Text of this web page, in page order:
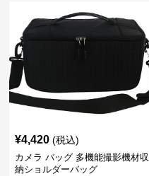
¥4,420 (税込)
カメラ バッグ 多機能撮影機材収
納ショルダーバッグ